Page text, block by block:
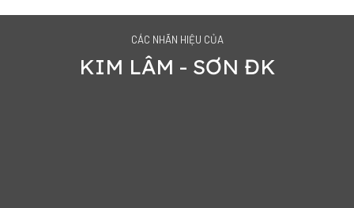
CÁC NHÃN HIỆU CỦA
KIM LÂM - SƠN ĐK